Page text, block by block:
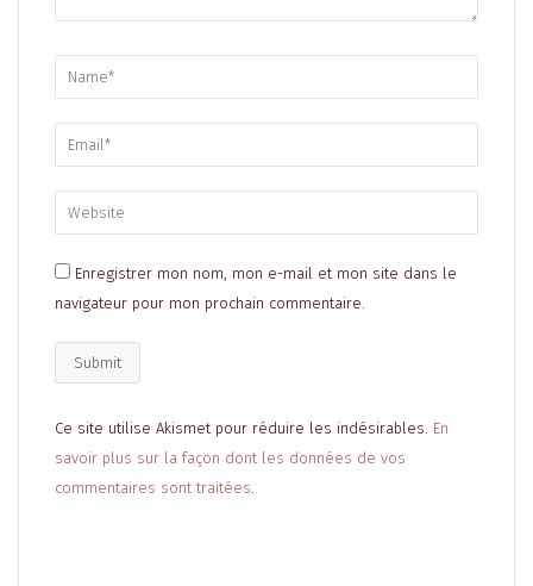
Enregistrer mon nom, mon e-mail et mon site dans le
navigateur pour mon prochain commentaire.
Ce site utilise Akismet pour réduire les indésirables. En
savoir plus sur la façon dont les données de vos
commentaires sont traitées.